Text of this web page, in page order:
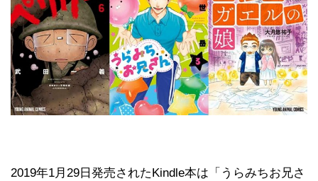
2019年1月29日発売されたKindle本は「うらみちお兄さ